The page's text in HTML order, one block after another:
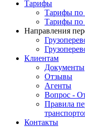
Тарифы
Тарифы по
Тарифы
Направления
Клиентам
Документы
Отзывы
Агенты
Вопрос -
Правила
Контакты